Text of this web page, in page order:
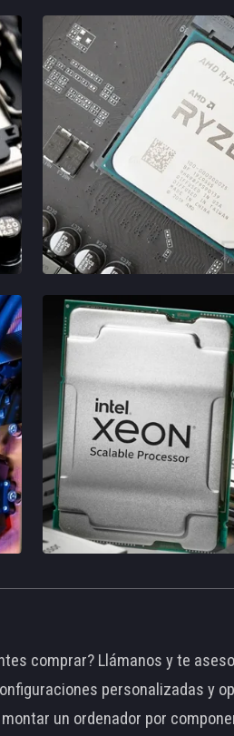
comprar? Llámanos y te
personalizadas y
un ordenador por